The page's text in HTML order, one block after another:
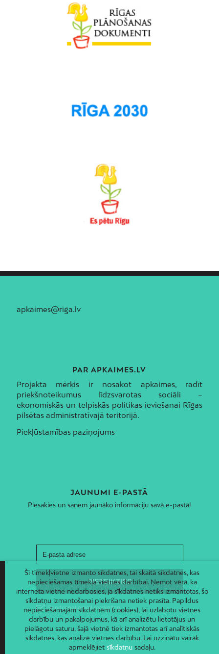
apkaimes@riga.lv
PAR APKAIMES.LV
Projekta mērķis ir nosakot apkaimes, radīt
priekšnoteikumus līdzsvarotas sociāli –
ekonomiskās un telpiskās politikas ieviešanai Rīgas
pilsētas administratīvajā teritorijā.
Piekļūstamības paziņojums
JAUNUMI E-PASTĀ
Piesakies un saņem jaunāko informāciju savā e-pastā!
Šī tīmekļvietne izmanto sīkdatnes, tai skaitā sīkdatnes, kas
nepieciešamas tīmekļa vietnes darbībai. Ņemot vērā, ka
interneta vietne nedarbosies, ja sīkdatnes netiks izmantotas, šo
sīkdatņu izmantošanai piekrišana netiek prasīta. Papildus
nepieciešamajām sīkdatnēm (cookies), lai uzlabotu vietnes
darbību un pakalpojumus, kā arī analizētu lietotājus un
pielāgotu saturu, šajā vietnē tiek izmantotas arī analītiskās
sīkdatnes, kas analizē vietnes darbību. Lai uzzinātu vairāk
apmeklējiet sīkdatņusadaļu.